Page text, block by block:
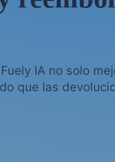
IA no solo
que las